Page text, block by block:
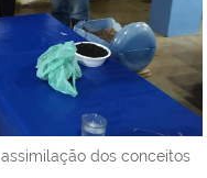
dos conceitos